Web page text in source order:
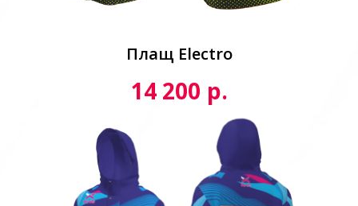
Плащ Electro
14 200 р.